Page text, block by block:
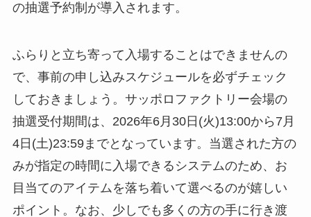
の抽選予約制が導入されます。
ふらりと立ち寄って入場することはできませんの
で、事前の申し込みスケジュールを必ずチェック
しておきましょう。サッポロファクトリー会場の
抽選受付期間は、2026年6月30日(火)13:00から7月
4日(土)23:59までとなっています。当選された方の
みが指定の時間に入場できるシステムのため、お
目当てのアイテムを落ち着いて選べるのが嬉しい
ポイント。なお、少しでも多くの方の手に行き渡